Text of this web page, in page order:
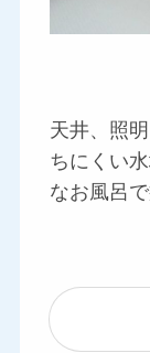
天井、照
ちにくい
なお風呂